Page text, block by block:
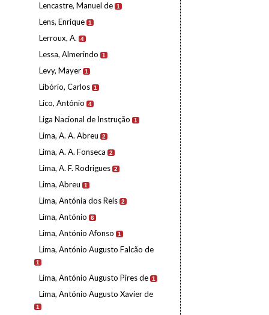
Lencastre, Manuel de 1
Lens, Enrique 1
Lerroux, A. 4
Lessa, Almerindo 1
Levy, Mayer 1
Libório, Carlos 1
Lico, António 4
Liga Nacional de Instrução 1
Lima, A. A. Abreu 2
Lima, A. A. Fonseca 2
Lima, A. F. Rodrigues 2
Lima, Abreu 1
Lima, Antónia dos Reis 2
Lima, António 6
Lima, António Afonso 1
Lima, António Augusto Falcão de
1
Lima, António Augusto Pires de 1
Lima, António Augusto Xavier de
1